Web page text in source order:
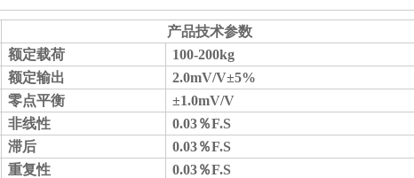
产品技术参数
额定载荷 100-200kg
额定输出
2.0mV/V±5%
零点平衡 ±1.0mV/V
非线性 0.03％F.S
滞后 0.03％F.S
重复性 0.03％F.S